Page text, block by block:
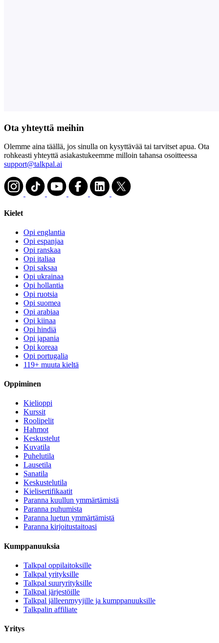
Ota yhteyttä meihin
Olemme aina täällä, jos sinulla on kysyttävää tai tarvitset apua. Ota
rohkeasti yhteyttä asiakastukeemme milloin tahansa osoitteessa
support@talkpal.ai
Kielet
Opi englantia
Opi espanjaa
Opi ranskaa
Opi italiaa
Opi saksaa
Opi ukrainaa
Opi hollantia
Opi ruotsia
Opi suomea
Opi arabiaa
Opi kiinaa
Opi hindiä
Opi japania
Opi koreaa
Opi portugalia
119+ muuta kieltä
Oppiminen
Kielioppi
Kurssit
Roolipelit
Hahmot
Keskustelut
Kuvatila
Puhelutila
Lausetila
Sanatila
Keskustelutila
Kielisertifikaatit
Paranna kuullun ymmärtämistä
Paranna puhumista
Paranna luetun ymmärtämistä
Paranna kirjoitustaitoasi
Kumppanuuksia
Talkpal oppilaitoksille
Talkpal yrityksille
Talkpal suuryrityksille
Talkpal järjestöille
Talkpal jälleenmyyjille ja kumppanuuksille
Talkpalin affiliate
Yritys